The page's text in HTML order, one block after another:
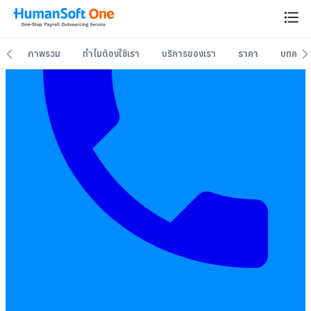
ภาพรวม ทำไมต้องใช้เรา บริการของเรา ราคา บทควา